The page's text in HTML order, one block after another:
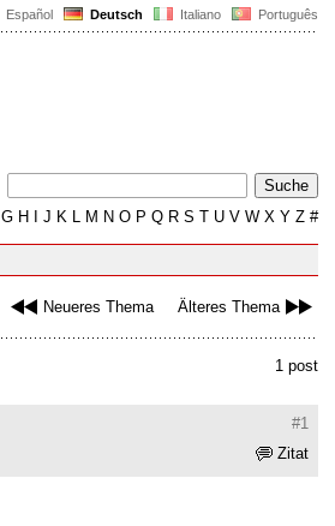
Español Deutsch Italiano Português
G H J K L M N O P Q R S T U V W X Y Z #
Neueres Thema Älteres Thema
1 post
#1
Zitat